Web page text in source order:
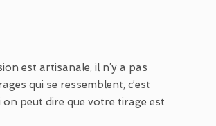
est artisanale, il n’y a pas
qui se ressemblent, c’est
peut dire que votre tirage est